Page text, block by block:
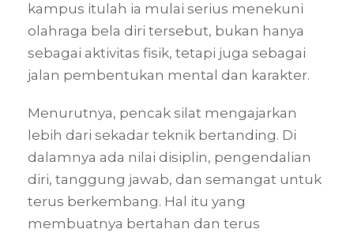
kampus itulah ia mulai serius menekuni
olahraga bela diri tersebut, bukan hanya
sebagai aktivitas fisik, tetapi juga sebagai
jalan pembentukan mental dan karakter.
Menurutnya, pencak silat mengajarkan
lebih dari sekadar teknik bertanding. Di
dalamnya ada nilai disiplin, pengendalian
diri, tanggung jawab, dan semangat untuk
terus berkembang. Hal itu yang
membuatnya bertahan dan terus